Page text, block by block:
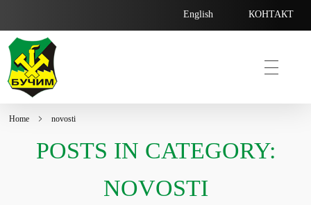
English КОНТАКТ
Home novosti
POSTS IN CATEGORY:
NOVOSTI